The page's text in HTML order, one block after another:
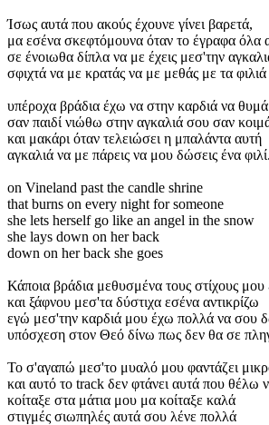
Ίσως αυτά που ακούς έχουνε γίνει βαρετά,
μα εσένα σκεφτόμουνα όταν το έγραφα όλα
σε ένοιωθα δίπλα να με έχεις μεσ'την
σφιχτά να με κρατάς να με μεθάς με τα
υπέροχα βράδια έχω να στην καρδιά να
σαν παιδί νιώθω στην αγκαλιά σου σαν
και μακάρι όταν τελειώσει η μπαλάντα αυτή
αγκαλιά να με πάρεις να μου δώσεις ένα φιλί.
on Vineland past the candle shrine
that burns on every night for someone
she lets herself go like an angel in the snow
she lays down on her back
down on her back she goes
Κάποια βράδια μεθυσμένα τους στίχους μου
και ξάφνου μεσ'τα δύστιχα εσένα αντικρίζω
εγώ μεσ'την καρδιά μου έχω πολλά να σου
υπόσχεση στον Θεό δίνω πως δεν θα σε
Το σ'αγαπώ μεσ'το μυαλό μου φαντάζει
και αυτό το track δεν φτάνει αυτά που θέλω
κοίταξε στα μάτια μου μα κοίταξε καλά
στιγμές σιωπηλές αυτά σου λένε πολλά